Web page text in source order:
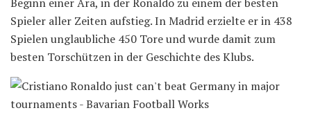
Spieler aller Zeiten aufstieg. In Madrid erzielte er in 438
Spielen unglaubliche 450 Tore und wurde damit zum
besten Torschützen in der Geschichte des Klubs.